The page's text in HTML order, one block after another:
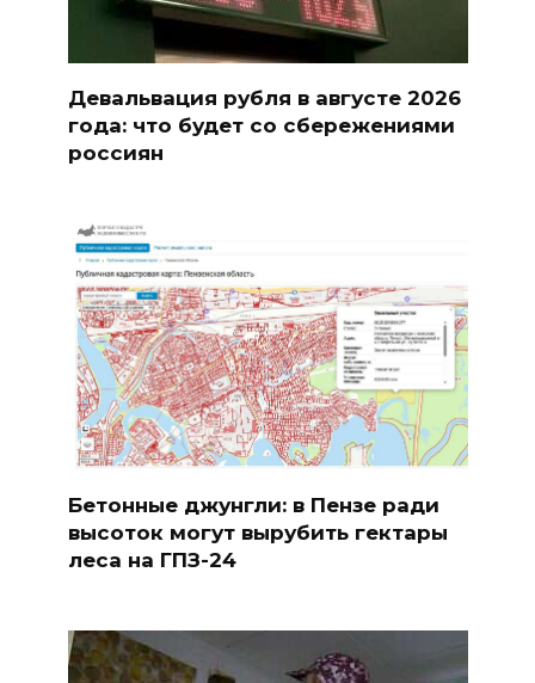
Девальвация рубля в августе 2026
года: что будет со сбережениями
россиян
Бетонные джунгли: в Пензе ради
высоток могут вырубить гектары
леса на ГПЗ-24